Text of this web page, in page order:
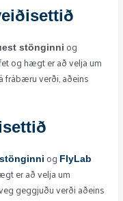
stönginni og
og hægt er að velja um
frábæru verði, aðeins
stönginni og FlyLab
er að velja um
geggjuðu verði aðeins